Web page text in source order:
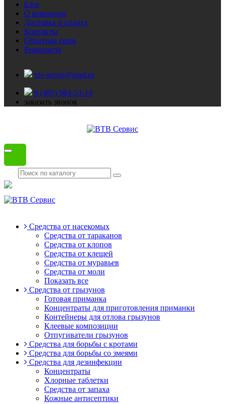
Блог
О компании
Доставка и оплата
Контакты
Обратная связь
Реквизиты
vtv-servis@mail.ru
8 (495) 984-53-14
заказать звонок
Средства от насекомых
Средства от тараканов
Средства от клопов
Средства от клещей
Средства от муравьев
Средства от моли
Показать все
Средства от грызунов
Готовая приманка
Концентраты для приготовления приманки
Контейнеры для отлова грызунов
Клеевые композиции
Отпугиватели грызунов
Средства для борьбы с кротами
Средства для борьбы со змеями
Средства для дезинфекции
Концентраты
Хлорные таблетки
Средства от запаха
Кожные антисептики